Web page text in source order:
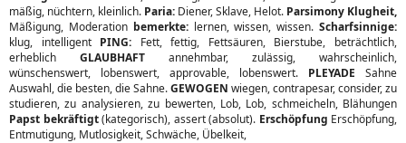
mäßig, nüchtern, kleinlich. Paria: Diener, Sklave, Helot. Parsimony Klugheit,
Mäßigung, Moderation bemerkte:lernen, wissen, wissen.Scharfsinnige:
klug, intelligent PING: Fett, fettig, Fettsäuren, Bierstube, beträchtlich,
erheblich GLAUBHAFT annehmbar, zulässig, wahrscheinlich,
wünschenswert, lobenswert, approvable, lobenswert. PLEYADE Sahne
Auswahl, die besten, die Sahne.GEWOGEN wiegen, contrapesar, consider, zu
studieren, zu analysieren, zu bewerten, Lob, Lob, schmeicheln, Blähungen
Papst bekräftigt(kategorisch), assert (absolut). Erschöpfung Erschöpfung,
Entmutigung, Mutlosigkeit, Schwäche, Übelkeit,